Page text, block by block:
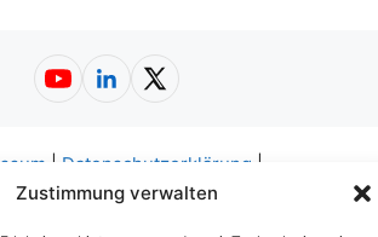
Zustimmung verwalten
YouTube
LinkedIn
X
| Datenschutzerklärung |
|AGB|Barrierefreiheit